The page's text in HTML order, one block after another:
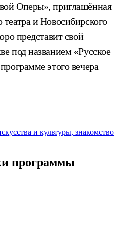
Оперы», приглашённая
и Новосибирского
представит свой
под названием «Русское
этого вечера
и культуры, знакомство
программы